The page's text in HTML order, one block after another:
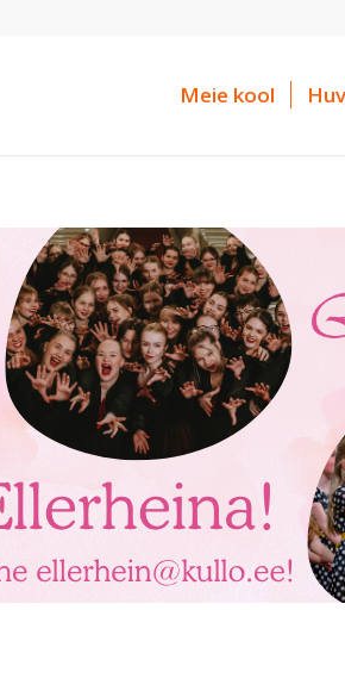
Meie kool